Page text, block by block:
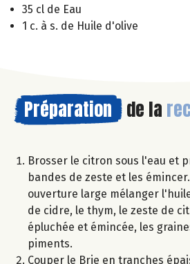
35 cl de Eau
1 c. à s. de Huile d'olive
Préparation de la
Brosser le citron sous l'eau et
bandes de zeste et les
ouverture large mélanger
de cidre, le thym, le zeste de
épluchée et émincée, les
piments.
Couper le Brie en tranches